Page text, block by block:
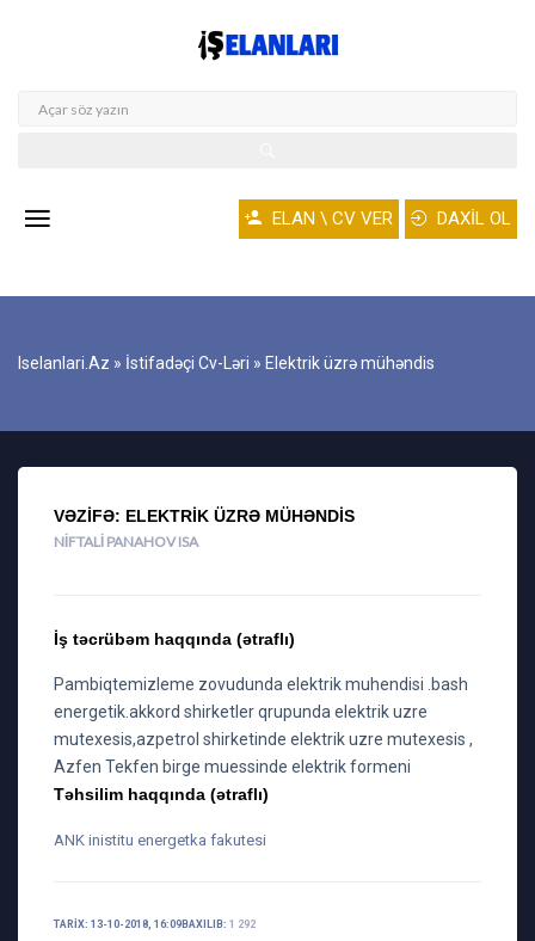
ELAN \ CV VER DAXİL OL
Iselanlari.az » İstifadəçi Cv-Ləri » Elektrik üzrə mühəndis
VƏZIFƏ: ELEKTRIK ÜZRƏ MÜHƏNDIS
NIFTALI PANAHOV ISA
İş təcrübəm haqqında (ətraflı)
Pambiqtemizleme zovudunda elektrik muhendisi .bash
energetik.akkord shirketler qrupunda elektrik uzre
mutexesis,azpetrol shirketinde elektrik uzre mutexesis ,
Azfen Tekfen birge muessinde elektrik formeni
Təhsilim haqqında (ətraflı)
ANK inistitu energetka fakutesi
TARIX: 13-10-2018, 16:09 BAXILIB: 1 292